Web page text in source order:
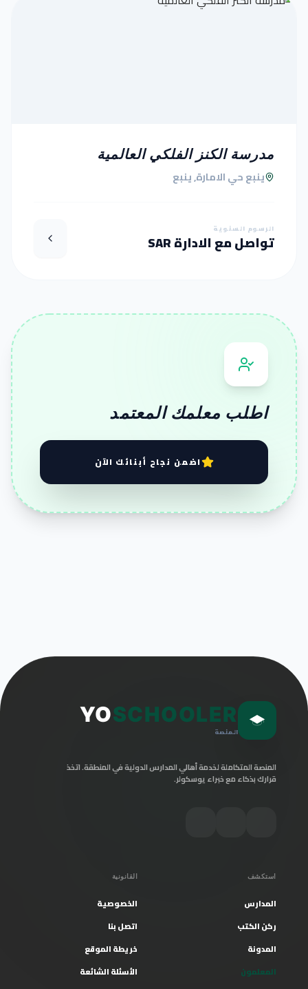
مدرسة الكنز الفلكي العالمية
ينبع حي الامارة, ينبع
الرسوم السنوية
تواصل مع الادارة SAR
اطلب معلمك المعتمد
اضمن نجاح أبنائك الآن
YOSCHOOLER
المنصة
المنصة المتكاملة لخدمة أهالي المدارس الدولية في المنطقة. اتخذ
قرارك بذكاء مع خبراء يوسكولر.
استكشف
المدارس
ركن الكتب
المدونة
المعلمون
القانونية
الخصوصية
اتصل بنا
خريطة الموقع
الأسئلة الشائعة